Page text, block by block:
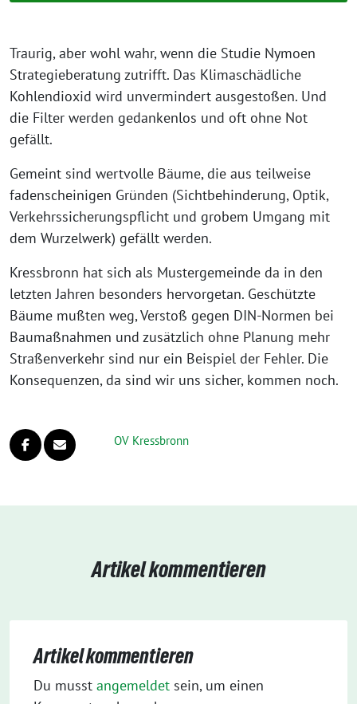
Traurig, aber wohl wahr, wenn die Studie Nymoen
Strategieberatung zutrifft. Das Klimaschädliche
Kohlendioxid wird unver­min­dert aus­ge­sto­ßen. Und
die Filter wer­den gedan­ken­los und oft ohne Not
gefällt.
Gemeint sind wert­vol­le Bäume, die aus teil­wei­se
faden­schei­ni­gen Gründen (Sichtbehinderung, Optik,
Verkehrssicherungspflicht und gro­bem Umgang mit
dem Wurzelwerk) gefällt werden.
Kressbronn hat sich als Mustergemeinde da in den
letz­ten Jahren beson­ders her­vor­ge­tan. Geschützte
Bäume muß­ten weg, Verstoß gegen DIN-Normen bei
Baumaßnahmen und zusätz­lich ohne Planung mehr
Straßenverkehr sind nur ein Beispiel der Fehler. Die
Konsequenzen, da sind wir uns sicher, kom­men noch.
OV Kressbronn
Artikel kommentieren
Artikel kommentieren
Du musst angemeldet sein, um einen